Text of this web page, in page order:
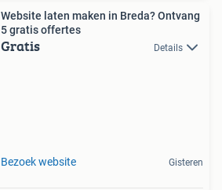
Website laten maken in Breda? Ontvang
5 gratis offertes
Gratis Details
Bezoek website Gisteren